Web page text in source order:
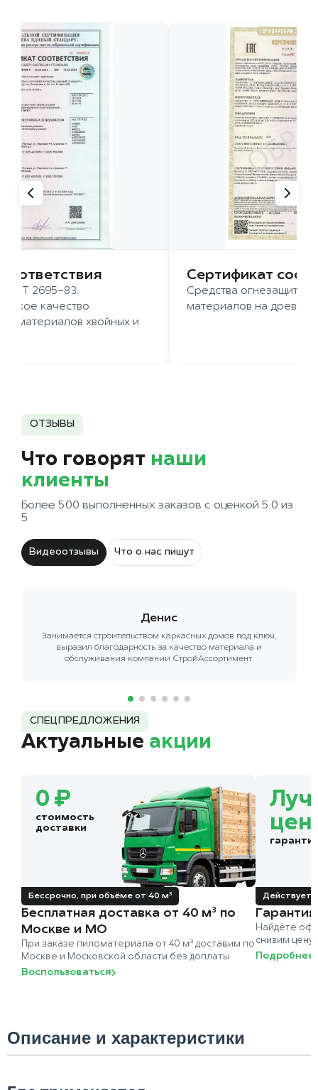
2695-83.
качество
хвойных и
Сертификат
Средства огнезащиты
материалов на
ОТЗЫВЫ
Что говорят наши
клиенты
Более 500 выполненных заказов с оценкой 5.0 из
5
Видеоотзывы Что о нас пишут
Денис
Занимается строительством каркасных домов под ключ,
выразил благодарность за качество материала и
обслуживания компании СтройАссортимент.
СПЕЦПРЕДЛОЖЕНИЯ
Актуальные акции
0 ₽
стоимость
доставки
Бессрочно, при объёме от 40 м³
Бесплатная доставка от 40 м³ по
Москве и МО
При заказе пиломатериала от 40 м³ доставим по
Москве и Московской области без доплаты
Воспользоваться
Действует
Найдёте
снизим
Подробнее
Описание и характеристики